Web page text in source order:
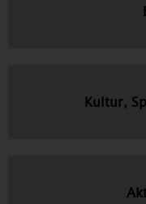
Kultur,